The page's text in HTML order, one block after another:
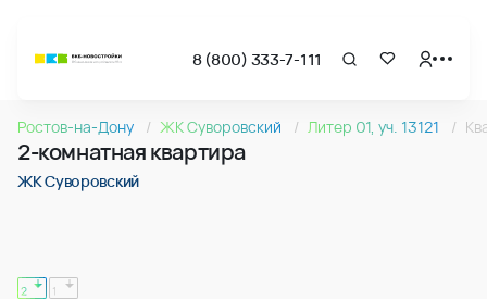
8 (800) 333-7-111
Квартира № 166 в ЖК Суворовский : подъезд 2, этаж 15,
2-комнатная квартира 68.80м2 в ЖК Суворовский,
2-комнатная квартира 68.80м2 в ЖК Суворовский,
Ростов-на-Дону ЖК Суворовский Литер 01, уч. 13121
2-комнатная квартира
ЖК Суворовский